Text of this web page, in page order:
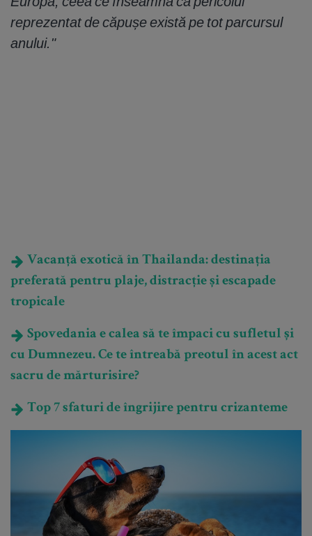
reprezentat de căpușe există pe tot parcursul
anului."
Vacanță exotică în Thailanda: destinația
preferată pentru plaje, distracție și escapade
tropicale
Spovedania e calea să te împaci cu sufletul și
cu Dumnezeu. Ce te întreabă preotul în acest act
sacru de mărturisire?
Top 7 sfaturi de îngrijire pentru crizanteme